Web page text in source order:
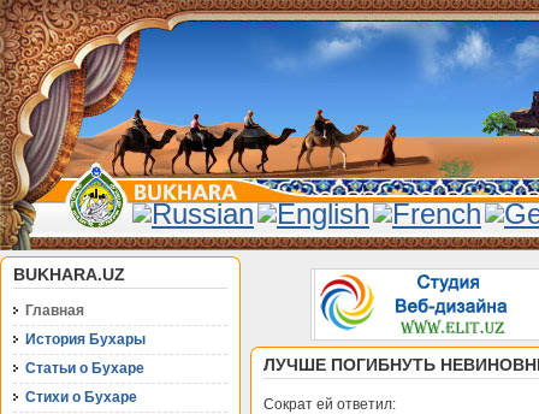
BUKHARA.UZ
Главная
История Бухары
Статьи о Бухаре
Стихи о Бухаре
ЛУЧШЕ ПОГИБНУТЬ
Сократ ей ответил: